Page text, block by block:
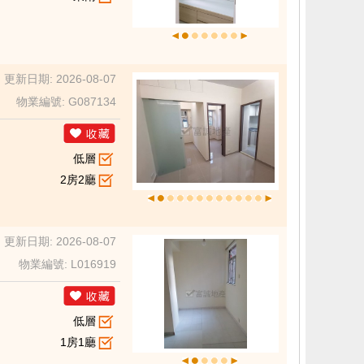
更新日期: 2026-08-07
物業編號: G087134
低層
2房2廳
更新日期: 2026-08-07
物業編號: L016919
低層
1房1廳